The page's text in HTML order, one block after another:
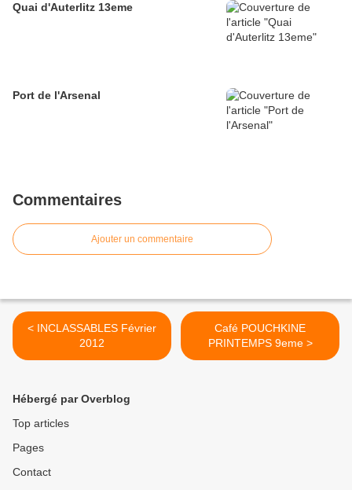
Quai d'Auterlitz 13eme
Port de l'Arsenal
Commentaires
Ajouter un commentaire
< INCLASSABLES Février
2012
Café POUCHKINE
PRINTEMPS 9eme >
Hébergé par Overblog
Top articles
Pages
Contact